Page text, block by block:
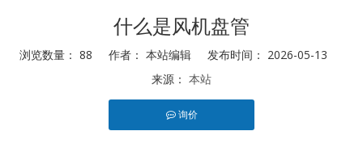
한국어
什么是风机盘管
浏览数量： 88 作者： 本站编辑 发布时间： 2026-05-13
来源： 本站
询价